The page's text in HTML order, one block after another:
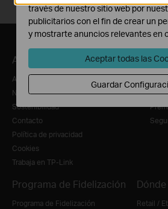
Acerca de Nosotros
Acerca de nosotros
Nuestro Compromiso con la Seguridad
Sostenibilidad
Contacto
Política de privacidad
Cookies
Trabaja en TP-Link
Blog
Programa de Fidelización
Programa de Fidelización Retail /
través de nuestro sitio web por
publicitarios con el fin de crear un
y mostrarte anuncios relevantes en
Aceptar todas las
Guardar